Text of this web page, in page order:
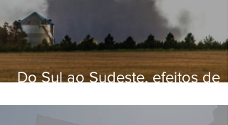
Do Sul ao Sudeste, efeitos de
apreensão na população